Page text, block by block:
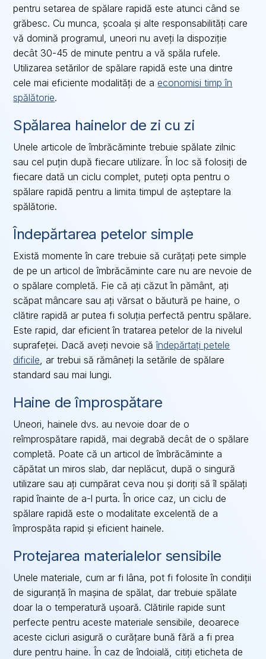
pentru setarea de spălare rapidă este atunci când se
grăbesc. Cu munca, școala și alte responsabilități care
vă domină programul, uneori nu aveți la dispoziție
decât 30-45 de minute pentru a vă spăla rufele.
Utilizarea setărilor de spălare rapidă este una dintre
cele mai eficiente modalități de a economisi timp în
spălătorie.
Spălarea hainelor de zi cu zi
Unele articole de îmbrăcăminte trebuie spălate zilnic
sau cel puțin după fiecare utilizare. În loc să folosiți de
fiecare dată un ciclu complet, puteți opta pentru o
spălare rapidă pentru a limita timpul de așteptare la
spălătorie.
Îndepărtarea petelor simple
Există momente în care trebuie să curățați pete simple
de pe un articol de îmbrăcăminte care nu are nevoie de
o spălare completă. Fie că ați căzut în pământ, ați
scăpat mâncare sau ați vărsat o băutură pe haine, o
clătire rapidă ar putea fi soluția perfectă pentru spălare.
Este rapid, dar eficient în tratarea petelor de la nivelul
suprafeței. Dacă aveți nevoie săîndepărtați petele
dificile, ar trebui să rămâneți la setările de spălare
standard sau mai lungi.
Haine de împrospătare
Uneori, hainele dvs. au nevoie doar de o
reîmprospătare rapidă, mai degrabă decât de o spălare
completă. Poate că un articol de îmbrăcăminte a
căpătat un miros slab, dar neplăcut, după o singură
utilizare sau ați cumpărat ceva nou și doriți să îl spălați
rapid înainte de a-l purta. În orice caz, un ciclu de
spălare rapidă este o modalitate excelentă de a
împrospăta rapid și eficient hainele.
Protejarea materialelor sensibile
Unele materiale, cum ar fi lâna, pot fi folosite în condiții
de siguranță în mașina de spălat, dar trebuie spălate
doar la o temperatură ușoară. Clătirile rapide sunt
perfecte pentru aceste materiale sensibile, deoarece
aceste cicluri asigură o curățare bună fără a fi prea
dure pentru haine. În caz de îndoială, citiți eticheta de